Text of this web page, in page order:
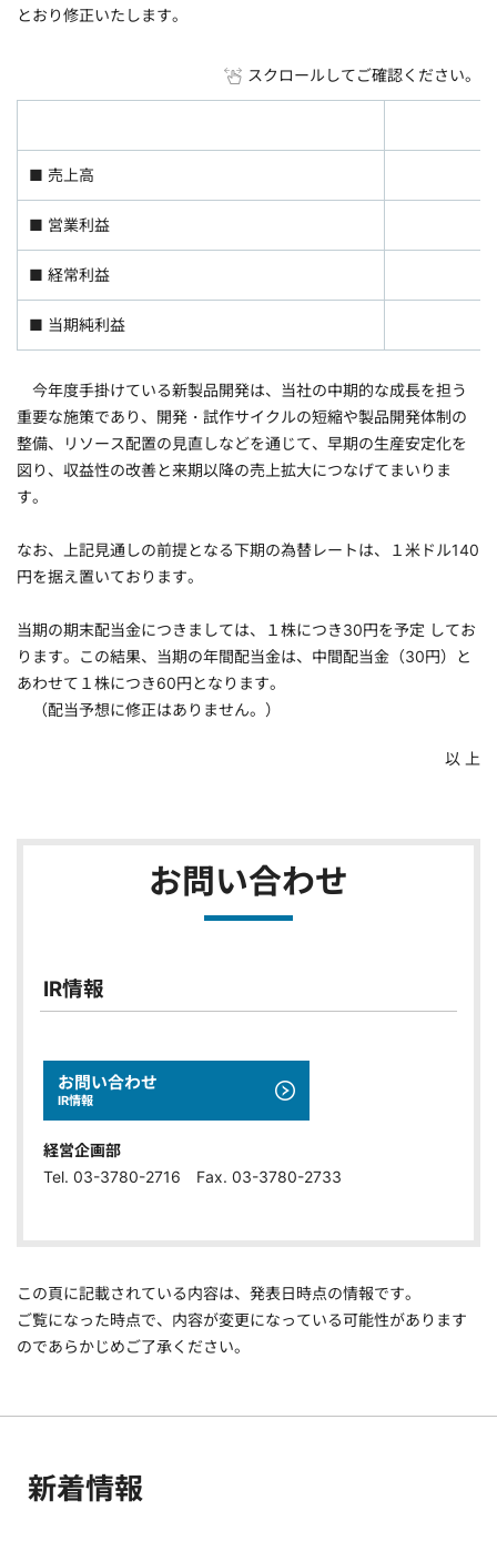
とおり修正いたします。
スクロールしてご確認ください。
■ 売上高
■ 営業利益
■ 経常利益
■ 当期純利益
今年度手掛けている新製品開発は、当社の中期的な成長を担う
重要な施策であり、開発・試作サイクルの短縮や製品開発体制の
整備、リソース配置の見直しなどを通じて、早期の生産安定化を
図り、収益性の改善と来期以降の売上拡大につなげてまいりま
す。
なお、上記見通しの前提となる下期の為替レートは、１米ドル140
円を据え置いております。
当期の期末配当金につきましては、１株につき30円を予定 してお
ります。この結果、当期の年間配当金は、中間配当金（30円）と
あわせて１株につき60円となります。
（配当予想に修正はありません。）
以 上
お問い合わせ
IR情報
お問い合わせ
IR情報
経営企画部
Tel. 03-3780-2716 Fax. 03-3780-2733
この頁に記載されている内容は、発表日時点の情報です。
ご覧になった時点で、内容が変更になっている可能性があります
のであらかじめご了承ください。
新着情報